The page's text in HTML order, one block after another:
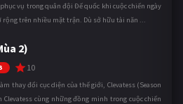
vụ trong quân đội Đế quốc khi cuộc chiến ngày
rộng trên nhiều mặt trận. Dù sở hữu tài năn ...
2)
10
thay đổi cục diện của thế giới, Clevatess (Season
Clevatess cùng những đồng minh trong cuộc chiến